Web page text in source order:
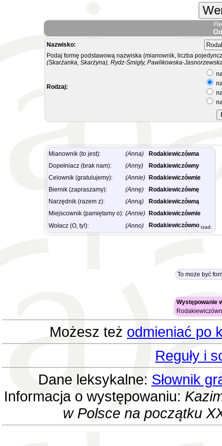
Nazwisko:
Podaj formę podstawową nazwiska (mianownik, liczba
(Skarżanka, Skarżyna), Rydz-Śmigły, Pawlikowska-
Rodzaj:
Mianownik (to jest): (Anna)
Rodakiewiczówna
Dopełniacz (brak nam):
(Anny)
Rodakiewiczówny
Celownik (gratulujemy):
(Annie)
Rodakiewiczównie
Biernik (zapraszamy):
(Annę)
Rodakiewiczównę
Narzędnik (razem z):
(Anną)
Rodakiewiczówną
Miejscownik (pamiętamy o): (Annie)
Rodakiewiczównie
Wołacz (O, ty!):
(Anno) Rodakiewiczówno rzad.
To może być
Występowanie
Możesz też odmieniać po
Reguły i
Dane leksykalne: Słownik
Informacja o występowaniu:
w Polsce na początku